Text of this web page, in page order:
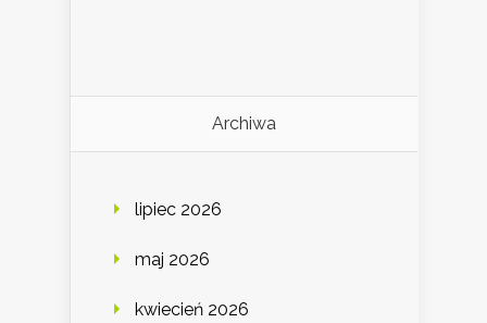
Archiwa
lipiec 2026
maj 2026
kwiecień 2026